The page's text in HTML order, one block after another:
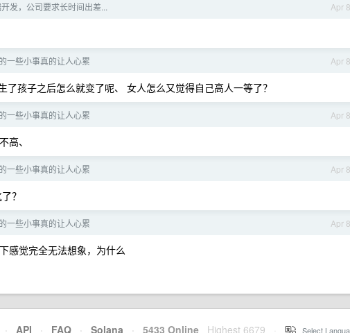
Apr 8
发，公司要求长时间出差...
Apr 8
一些小事真的让人心累
了孩子之后怎么就变了呢、 女人怎么又觉得自己高人一等了？
Apr 8
一些小事真的让人心累
高、
Apr 8
一些小事真的让人心累
？
Apr 8
一些小事真的让人心累
感觉完全无法想象，为什么
· API · FAQ · Solana · 5433 Online Highest 6679 Select